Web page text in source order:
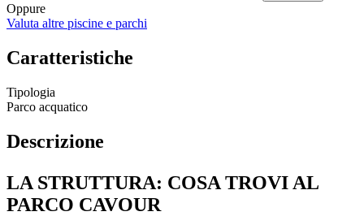
Oppure
Valuta altre piscine e parchi
Caratteristiche
Tipologia
Parco acquatico
Descrizione
LA STRUTTURA: COSA TROVI AL
PARCO CAVOUR